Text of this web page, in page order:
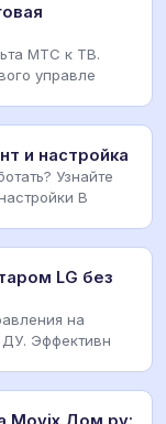
МТС к ТВ.
управле
и настройка
Узнайте
B
LG без
на
ДУ. Эффективн